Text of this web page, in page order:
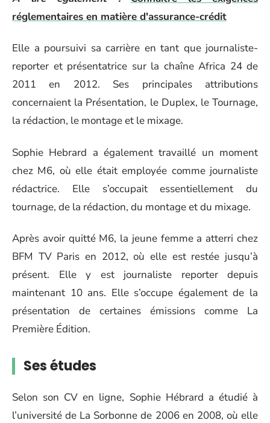
réglementaires en matière d'assurance-crédit
Elle a poursuivi sa carrière en tant que journaliste-
reporter et présentatrice sur la chaîne Africa 24 de
2011 en 2012. Ses principales attributions
concernaient la Présentation, le Duplex, le Tournage,
la rédaction, le montage et le mixage.
Sophie Hebrard a également travaillé un moment
chez M6, où elle était employée comme journaliste
rédactrice. Elle s’occupait essentiellement du
tournage, de la rédaction, du montage et du mixage.
Après avoir quitté M6, la jeune femme a atterri chez
BFM TV Paris en 2012, où elle est restée jusqu’à
présent. Elle y est journaliste reporter depuis
maintenant 10 ans. Elle s’occupe également de la
présentation de certaines émissions comme La
Première Édition.
Ses études
Selon son CV en ligne, Sophie Hébrard a étudié à
l’université de La Sorbonne de 2006 en 2008, où elle